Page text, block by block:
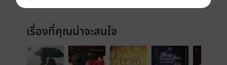
เรื่องที่คุณน่าจะสนใจ